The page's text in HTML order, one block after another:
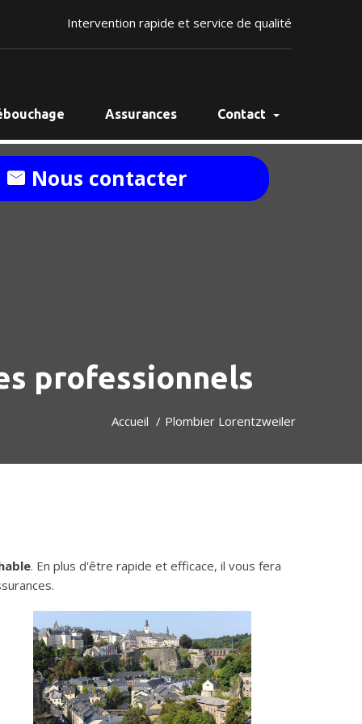
Intervention rapide et service de qualité
Assurances Contact
Nous contacter
professionnels
Accueil Plombier Lorentzweiler
. En plus d'être rapide et efficace, il vous fera